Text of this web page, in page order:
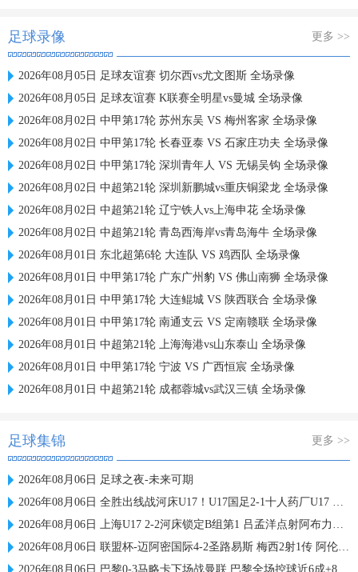
足球录像 更多 >>
2026年08月05日 足球友谊赛 切尔西vs尤文图斯 全场录像
2026年08月05日 足球友谊赛 K联赛全明星vs曼城 全场录像
2026年08月02日 中甲第17轮 苏州东吴 VS 梅州客家 全场录像
2026年08月02日 中甲第17轮 长春亚泰 VS 石家庄功夫 全场录像
2026年08月02日 中甲第17轮 深圳青年人 VS 无锡吴钩 全场录像
2026年08月02日 中超第21轮 深圳新鹏城vs重庆铜梁龙 全场录像
2026年08月02日 中超第21轮 辽宁铁人vs上海申花 全场录像
2026年08月02日 中超第21轮 青岛西海岸vs青岛海牛 全场录像
2026年08月01日 东北超第6轮 大连队 VS 鸡西队 全场录像
2026年08月01日 中甲第17轮 广东广州豹 VS 佛山南狮 全场录像
2026年08月01日 中甲第17轮 大连鲲城 VS 陕西联合 全场录像
2026年08月01日 中甲第17轮 南通支云 VS 定南赣联 全场录像
2026年08月01日 中超第21轮 上海海港vs山东泰山 全场录像
2026年08月01日 中甲第17轮 宁波 VS 广西恒宸 全场录像
2026年08月01日 中超第21轮 成都蓉城vs武汉三镇 全场录像
足球集锦 更多 >>
2026年08月06日 足球之夜-未来可期
2026年08月06日 全胜出线战河床U17！U17国足2-1十人药厂U17 赵松源登场1分钟传射
2026年08月06日 上海U17 2-2河床锁定B组第1 吕孟洋点射阿布力米破门 将战A组第2
2026年08月06日 联盟杯-迈阿密国际4-2圣路易斯 梅西2射1传 阿伦助攻戴帽
2026年08月06日 巴黎0-3马略卡下场战曼联 巴黎全场控球近6成+8射3正未果